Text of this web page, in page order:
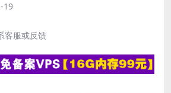
19
客服或反馈